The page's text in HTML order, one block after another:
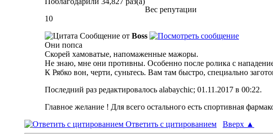
Вес репутации
10
Сообщение от Boss
Они попса
Скорей хамоватые, напомаженные мажоры.
Не знаю, мне они противны. Особенно после ролика с
К Рябко вон, черти, суньтесь. Вам там быстро, специально
Последний раз редактировалось alabaychic; 01.11.2017 в 00:22.
Главное желание ! Для всего остального есть спортивная
Ответить с цитированием
Вверх ▲